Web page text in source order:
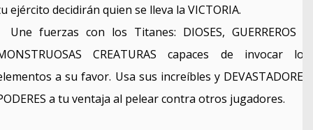
ejército decidirán quien se lleva la VICTORIA.
fuerzas con los Titanes: DIOSES, GUERREROS Y
CREATURAS capaces de invocar los
a su favor. Usa sus increíbles y DEVASTADORES
a tu ventaja al pelear contra otros jugadores.